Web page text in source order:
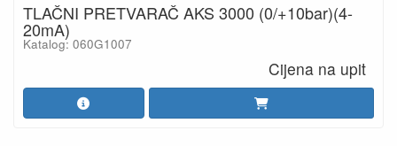
TLAČNI PRETVARAČ AKS 3000 (0/+10bar)(4-
20mA)
Katalog: 060G1007
Cijena na upit